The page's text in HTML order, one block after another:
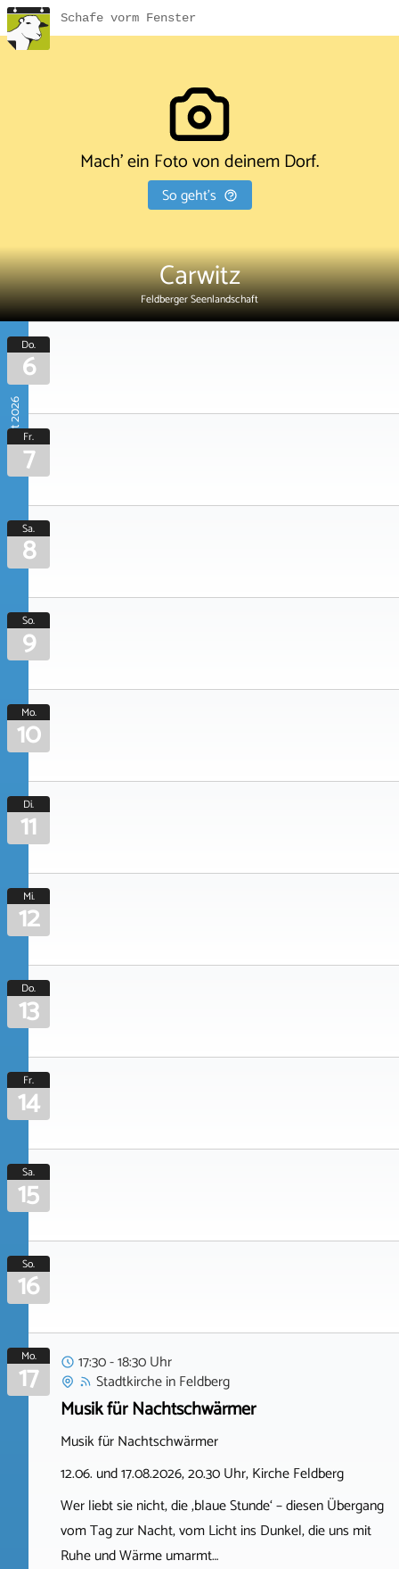
Schafe vorm Fenster
Mach' ein Foto von deinem Dorf.
So geht's
Carwitz
Feldberger Seenlandschaft
August 2026
Do.
6
Fr.
7
Sa.
8
So.
9
Mo.
10
Di.
11
Mi.
12
Do.
13
Fr.
14
Sa.
15
So.
16
Mo.
17
17:30 - 18:30 Uhr
StadtkircheinFeldberg
Musik für Nachtschwärmer
Musik für Nachtschwärmer
12.06. und 17.08.2026, 20.30 Uhr, Kirche Feldberg
Wer liebt sie nicht, die ‚blaue Stunde‘ – diesen Übergang
vom Tag zur Nacht, vom Licht ins Dunkel, die uns mit
Ruhe und Wärme umarmt…